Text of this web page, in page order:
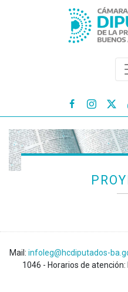

Mail: infoleg@hcdiputados-
1046 - Horarios de atención: